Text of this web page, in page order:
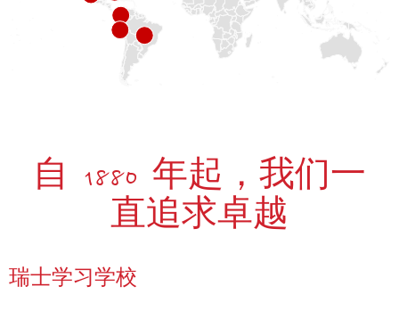
自 1880 年起，我们一
直追求卓越
瑞士学习学校